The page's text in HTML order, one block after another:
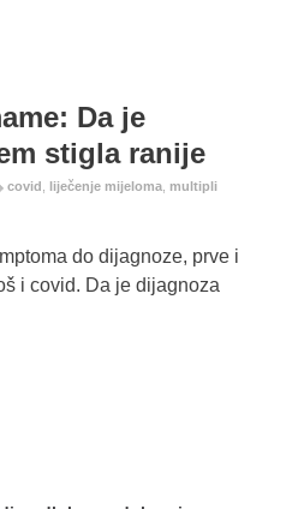
Da je
stigla ranije
covid liječenje mijeloma multipli
do dijagnoze, prve i
i covid. Da je dijagnoza